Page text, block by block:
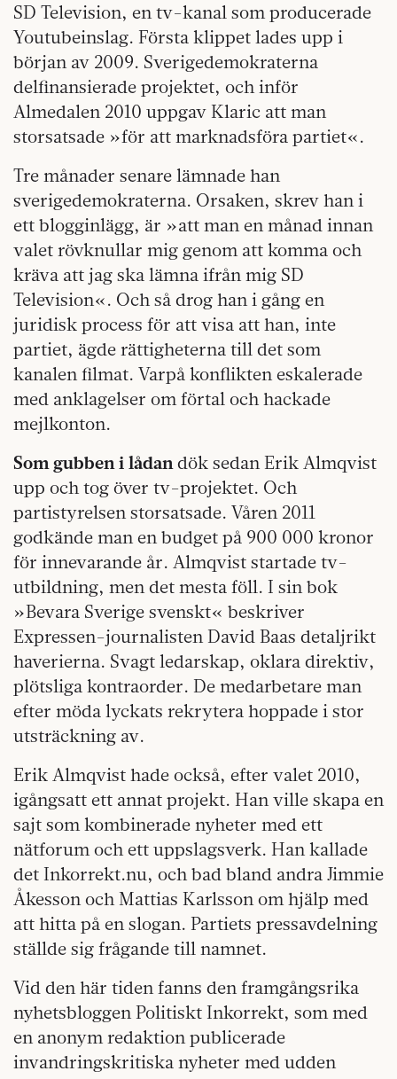
SD Television, en tv-kanal som producerade
Youtubeinslag. Första klippet lades upp i
början av 2009. Sverigedemokraterna
delfinansierade projektet, och inför
Almedalen 2010 uppgav Klaric att man
storsatsade »för att marknadsföra partiet«.
Tre månader senare lämnade han
sverigedemokraterna. Orsaken, skrev han i
ett blogginlägg, är »att man en månad innan
valet rövknullar mig genom att komma och
kräva att jag ska lämna ifrån mig SD
Television«. Och så drog han i gång en
juridisk process för att visa att han, inte
partiet, ägde rättigheterna till det som
kanalen filmat. Varpå konflikten eskalerade
med anklagelser om förtal och hackade
mejlkonton.
Som gubben i lådandök sedan Erik Almqvist
upp och tog över tv-projektet. Och
partistyrelsen storsatsade. Våren 2011
godkände man en budget på 900 000 kronor
för innevarande år. Almqvist startade tv-
utbildning, men det mesta föll. I sin bok
»Bevara Sverige svenskt« beskriver
Expressen-journalisten David Baas detaljrikt
haverierna. Svagt ledarskap, oklara direktiv,
plötsliga kontraorder. De medarbetare man
efter möda lyckats rekrytera hoppade i stor
utsträckning av.
Erik Almqvist hade också, efter valet 2010,
igångsatt ett annat projekt. Han ville skapa en
sajt som kombinerade nyheter med ett
nätforum och ett uppslagsverk. Han kallade
det Inkorrekt.nu, och bad bland andra Jimmie
Åkesson och Mattias Karlsson om hjälp med
att hitta på en slogan. Partiets pressavdelning
ställde sig frågande till namnet.
Vid den här tiden fanns den framgångsrika
nyhetsbloggen Politiskt Inkorrekt, som med
en anonym redaktion publicerade
invandringskritiska nyheter med udden